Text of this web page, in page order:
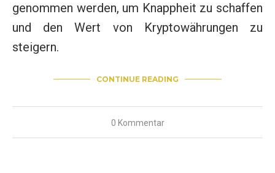
genommen werden, um Knappheit zu schaffen
und den Wert von Kryptowährungen zu
steigern.
CONTINUE READING
0 Kommentar